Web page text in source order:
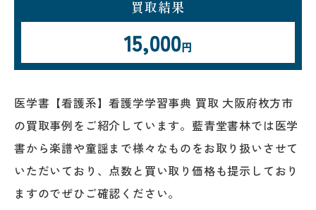
買取結果
15,000円
医学書【看護系】看護学学習事典 買取 大阪府枚方市
の買取事例をご紹介しています。藍青堂書林では医学
書から楽譜や童謡まで様々なものをお取り扱いさせて
いただいており、点数と買い取り価格も提示しており
ますのでぜひご確認ください。